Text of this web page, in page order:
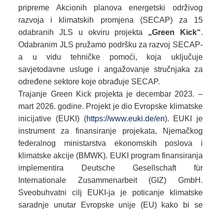
pripreme Akcionih planova energetski održivog
razvoja i klimatskih promjena (SECAP) za 15
odabranih JLS u okviru projekta „Green Kick“.
Odabranim JLS pružamo podršku za razvoj SECAP-
a u vidu tehničke pomoći, koja uključuje
savjetodavne usluge i angažovanje stručnjaka za
određene sektore koje obrađuje SECAP.
Trajanje Green Kick projekta je decembar 2023. –
mart 2026. godine. Projekt je dio Evropske klimatske
inicijative (EUKI) (https://www.euki.de/en). EUKI je
instrument za finansiranje projekata, Njemačkog
federalnog ministarstva ekonomskih poslova i
klimatske akcije (BMWK). EUKI program finansiranja
implementira Deutsche Gesellschaft für
Internationale Zusammenarbeit (GIZ) GmbH.
Sveobuhvatni cilj EUKI-ja je poticanje klimatske
saradnje unutar Evropske unije (EU) kako bi se